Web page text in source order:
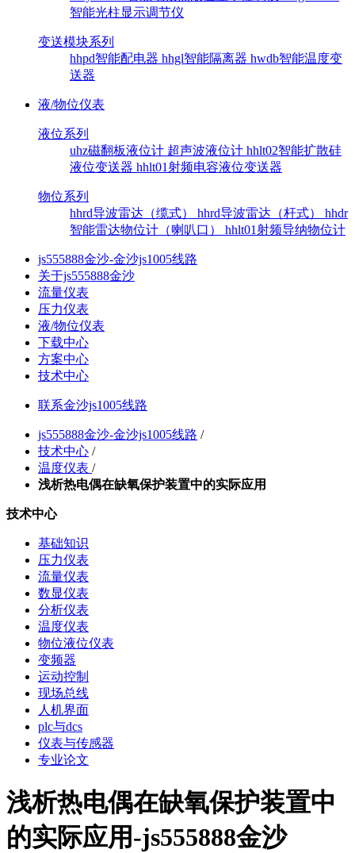
智能光柱显示调节仪
变送模块系列
hhpd智能配电器 hhgl智能隔离器 hwdb智能温度变
送器
液/物位仪表
液位系列
uhz磁翻板液位计 超声波液位计 hhlt02智能扩散硅
液位变送器 hhlt01射频电容液位变送器
物位系列
hhrd导波雷达（缆式） hhrd导波雷达（杆式） hhdr
智能雷达物位计（喇叭口） hhlt01射频导纳物位计
js555888金沙-金沙js1005线路
关于js555888金沙
流量仪表
压力仪表
液/物位仪表
下载中心
方案中心
技术中心
联系金沙js1005线路
js555888金沙-金沙js1005线路 /
技术中心 /
温度仪表 /
浅析热电偶在缺氧保护装置中的实际应用
技术中心
基础知识
压力仪表
流量仪表
数显仪表
分析仪表
温度仪表
物位液位仪表
变频器
运动控制
现场总线
人机界面
plc与dcs
仪表与传感器
专业论文
浅析热电偶在缺氧保护装置中
的实际应用-js555888金沙